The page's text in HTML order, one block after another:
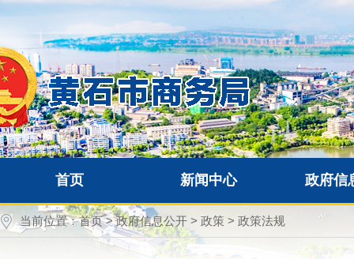
首页 新闻中心 政府信
当前位置：首页>政府信息公开 > 政策 > 政策法规